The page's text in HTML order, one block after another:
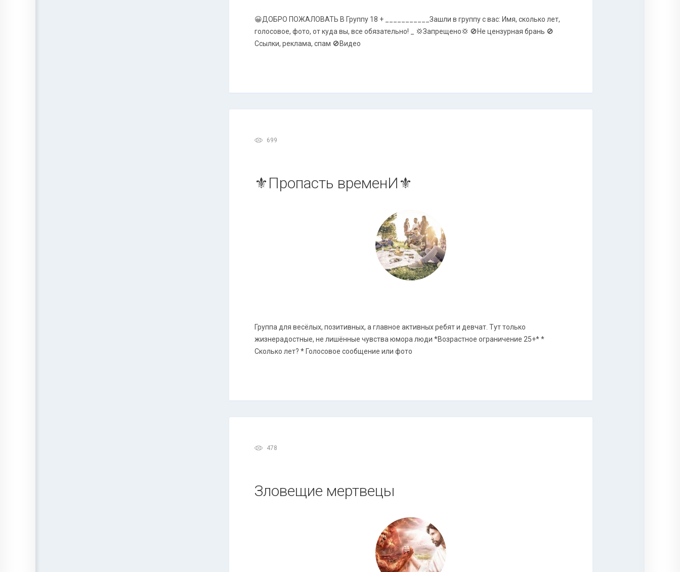
😀ДОБРО ПОЖАЛОВАТЬ В Группу 18 + ___________Зашли в группу с вас: Имя, сколько лет,
голосовое, фото, от куда вы, все обязательно! _ 💢Запрещено💢 🚫Не цензурная брань 🚫
Ссылки, реклама, спам 🚫Видео
699
⚜️Пропасть временИ⚜️
Группа для весёлых, позитивных, а главное активных ребят и девчат. Тут только
жизнерадостные, не лишённые чувства юмора люди *Возрастное ограничение 25+* *
Сколько лет? * Голосовое сообщение или фото
478
Зловещие мертвецы